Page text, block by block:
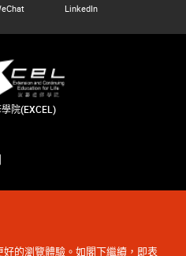
的瀏覽體驗。如閣下繼續，即表
LinkedIn
院(EXCEL)